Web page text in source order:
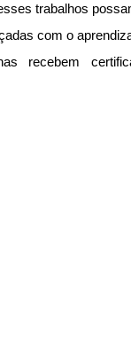
trabalhos
com o
recebem